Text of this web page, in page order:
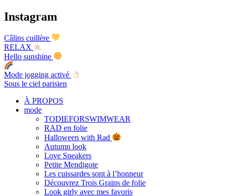
Instagram
Câlins cuillère
RELAX
Hello sunshine
Mode jogging activé
Sous le ciel parisien
À PROPOS
mode
TODIEFORSWIMWEAR
RAD en folie
Halloween with Rad
Autumn look
Love Sneakers
Petite Mendigote
Les cuissardes sont à l’honneur
Découvrez Trois Grains de folie
Look girly avec mes favoris